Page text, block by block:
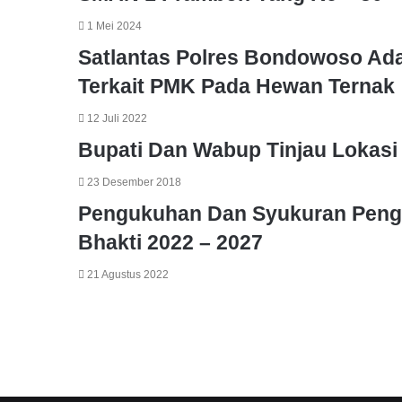
1 Mei 2024
Satlantas Polres Bondowoso
Terkait PMK Pada Hewan Ternak
12 Juli 2022
Bupati Dan Wabup Tinjau
23 Desember 2018
Pengukuhan Dan Syukuran
Bhakti 2022 – 2027
21 Agustus 2022